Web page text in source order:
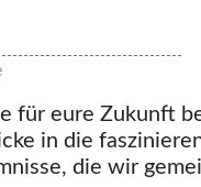
für eure Zukunft
in die
die wir